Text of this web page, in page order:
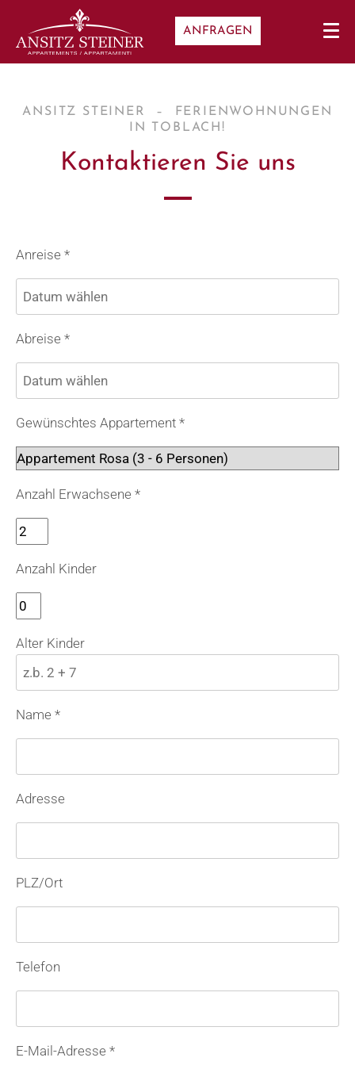
ANFRAGEN
ANSITZ STEINER – FERIENWOHNUNGEN
IN TOBLACH!
Kontaktieren Sie uns
Anreise *
Abreise *
Gewünschtes Appartement *
Anzahl Erwachsene *
Anzahl Kinder
Alter Kinder
Name *
Adresse
PLZ/Ort
Telefon
E-Mail-Adresse *